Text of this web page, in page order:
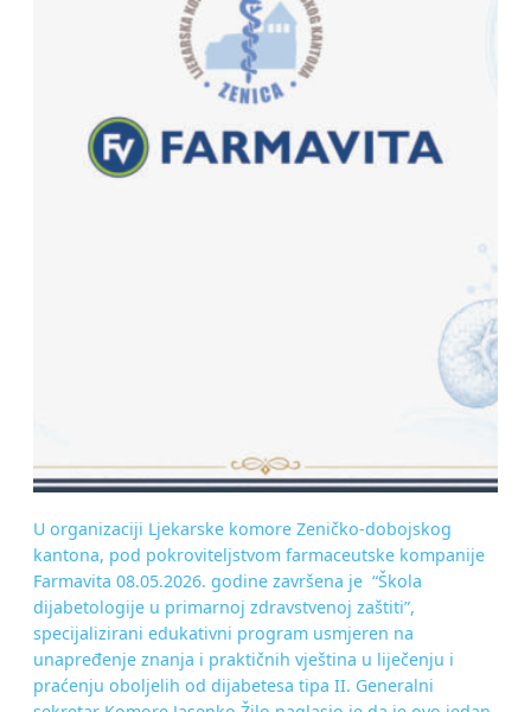
U organizaciji Ljekarske komore Zeničko-dobojskog
kantona, pod pokroviteljstvom farmaceutske kompanije
Farmavita 08.05.2026. godine završena je “Škola
dijabetologije u primarnoj zdravstvenoj zaštiti”,
specijalizirani edukativni program usmjeren na
unapređenje znanja i praktičnih vještina u liječenju i
praćenju oboljelih od dijabetesa tipa II. Generalni